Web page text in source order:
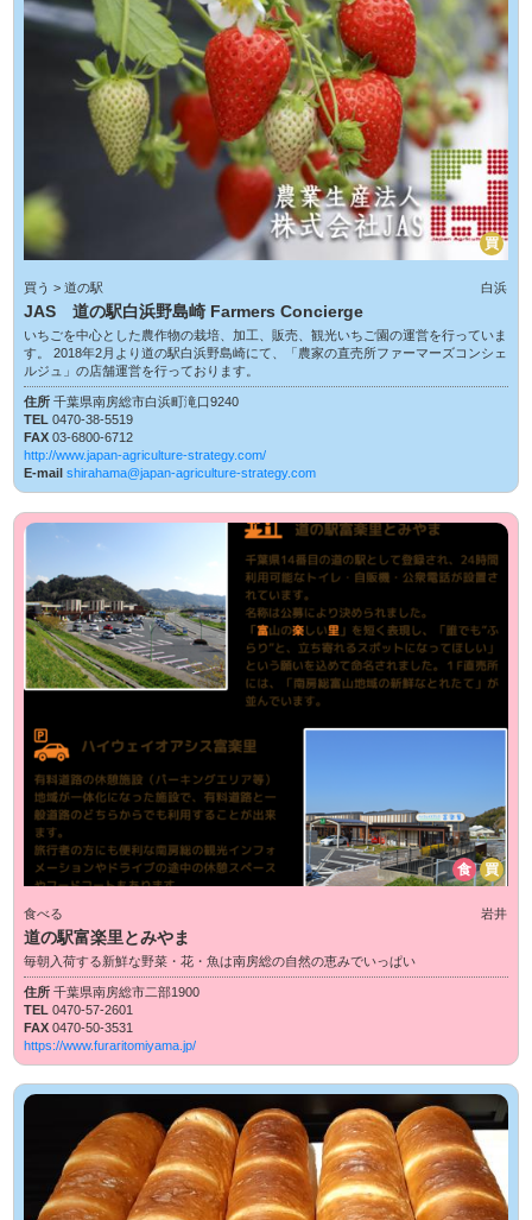
買
買う > 道の駅 白浜
JAS 道の駅白浜野島崎 Farmers Concierge
いちごを中心とした農作物の栽培、加工、販売、観光いちご園の運営を行っていま
す。 2018年2月より道の駅白浜野島崎にて、「農家の直売所ファーマーズコンシェ
ルジュ」の店舗運営を行っております。
住所千葉県南房総市白浜町滝口9240
TEL0470-38-5519
FAX03-6800-6712
http://www.japan-agriculture-strategy.com/
E-mailshirahama@japan-agriculture-strategy.com
食 買
食べる 岩井
道の駅富楽里とみやま
毎朝入荷する新鮮な野菜・花・魚は南房総の自然の恵みでいっぱい
住所千葉県南房総市二部1900
TEL0470-57-2601
FAX0470-50-3531
https://www.furaritomiyama.jp/